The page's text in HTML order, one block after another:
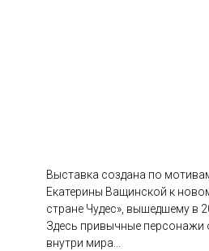
...
Выставка создана по
Екатерины Ващинской к
стране Чудес», вышедшему в
Здесь привычные персонажи
внутри мира...